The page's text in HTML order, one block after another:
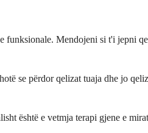
funksionale. Mendojeni si t'i jepni
se përdor qelizat tuaja dhe jo
është e vetmja terapi gjene e